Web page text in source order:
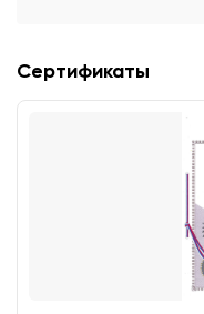
Сертификаты